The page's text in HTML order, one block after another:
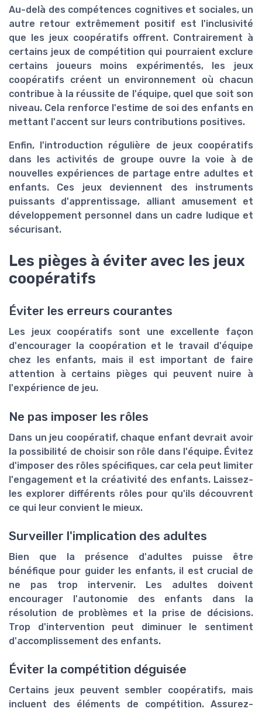
Au-delà des compétences cognitives et sociales, un
autre retour extrêmement positif est l'inclusivité
que les jeux coopératifs offrent. Contrairement à
certains jeux de compétition qui pourraient exclure
certains joueurs moins expérimentés, les jeux
coopératifs créent un environnement où chacun
contribue à la réussite de l'équipe, quel que soit son
niveau. Cela renforce l'estime de soi des enfants en
mettant l'accent sur leurs contributions positives.
Enfin, l'introduction régulière de jeux coopératifs
dans les activités de groupe ouvre la voie à de
nouvelles expériences de partage entre adultes et
enfants. Ces jeux deviennent des instruments
puissants d'apprentissage, alliant amusement et
développement personnel dans un cadre ludique et
sécurisant.
Les pièges à éviter avec les jeux
coopératifs
Éviter les erreurs courantes
Les jeux coopératifs sont une excellente façon
d'encourager la coopération et le travail d'équipe
chez les enfants, mais il est important de faire
attention à certains pièges qui peuvent nuire à
l'expérience de jeu.
Ne pas imposer les rôles
Dans un jeu coopératif, chaque enfant devrait avoir
la possibilité de choisir son rôle dans l'équipe. Évitez
d'imposer des rôles spécifiques, car cela peut limiter
l'engagement et la créativité des enfants. Laissez-
les explorer différents rôles pour qu'ils découvrent
ce qui leur convient le mieux.
Surveiller l'implication des adultes
Bien que la présence d'adultes puisse être
bénéfique pour guider les enfants, il est crucial de
ne pas trop intervenir. Les adultes doivent
encourager l'autonomie des enfants dans la
résolution de problèmes et la prise de décisions.
Trop d'intervention peut diminuer le sentiment
d'accomplissement des enfants.
Éviter la compétition déguisée
Certains jeux peuvent sembler coopératifs, mais
incluent des éléments de compétition. Assurez-